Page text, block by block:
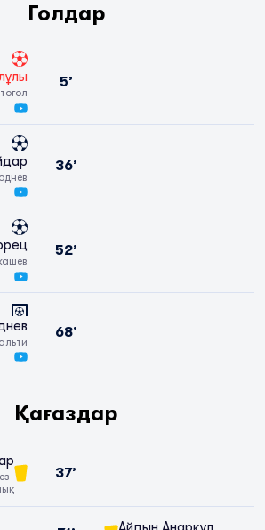
Голдар
5’
36’
52’
68’
Қағаздар
37’